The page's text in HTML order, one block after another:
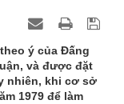
ý của Đấng
và được đặt
nhiên, khi cơ sở
1979 để làm